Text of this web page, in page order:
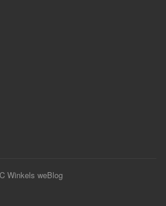
Winkels weBlog